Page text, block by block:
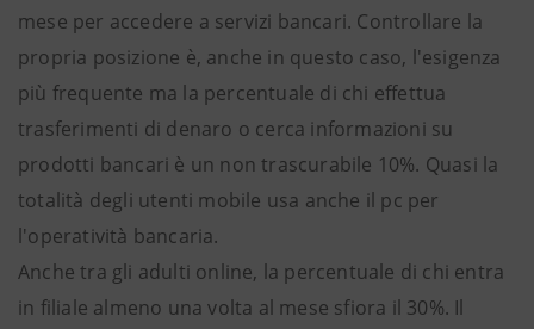
mese per accedere a servizi bancari. Controllare la
propria posizione è, anche in questo caso, l'esigenza
più frequente ma la percentuale di chi effettua
trasferimenti di denaro o cerca informazioni su
prodotti bancari è un non trascurabile 10%. Quasi la
totalità degli utenti mobile usa anche il pc per
l'operatività bancaria.
Anche tra gli adulti online, la percentuale di chi entra
in filiale almeno una volta al mese sfiora il 30%. Il